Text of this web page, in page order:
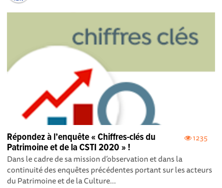
1235
Répondez à l’enquête « Chiffres-clés du
Patrimoine et de la CSTI 2020 » !
Dans le cadre de sa mission d’observation et dans la
continuité des enquêtes précédentes portant sur les acteurs
du Patrimoine et de la Culture...